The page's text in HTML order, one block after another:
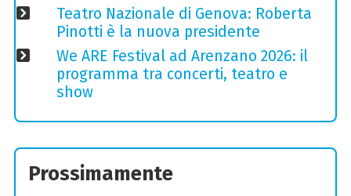
Teatro Nazionale di Genova: Roberta
Pinotti è la nuova presidente
We ARE Festival ad Arenzano 2026: il
programma tra concerti, teatro e
show
Prossimamente